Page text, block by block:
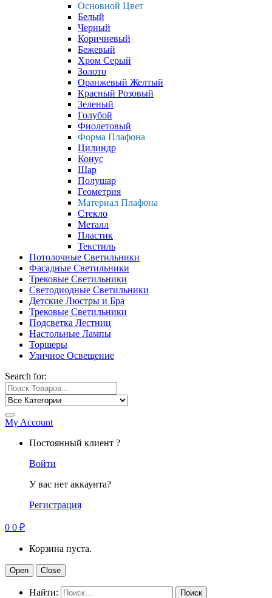
Основной Цвет
Белый
Черный
Коричневый
Бежевый
Хром Серый
Золото
Оранжевый Желтый
Красный Розовый
Зеленый
Голубой
Фиолетовый
Форма Плафона
Цилиндр
Конус
Шар
Полушар
Геометрия
Материал Плафона
Стекло
Металл
Пластик
Текстиль
Потолочные Светильники
Фасадные Светильники
Трековые Светильники
Светодиодные Светильники
Детские Люстры и Бра
Трековые Светильники
Подсветка Лестниц
Настольные Лампы
Торшеры
Уличное Освещение
Search for:
My Account
Постоянный клиент ?
Войти
У вас нет аккаунта?
Регистрация
0 0 ₽
Корзина пуста.
Open Close
Найти: